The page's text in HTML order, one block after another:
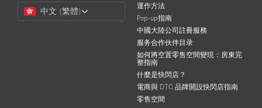
Choose
Language
中文 (繁體)
運作方法
Pop-up指南
中國大陸公司註冊服務
服务合作伙伴目录
如何將空置零售空間變現：房東完
整指南
什麼是快閃店？
電商與 DTC 品牌開設快閃店指南
零售空間